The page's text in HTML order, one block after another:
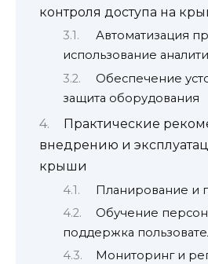
контроля доступа на
Автоматизация
использование
Обеспечение
защита оборудования
Практические
внедрению и
крыши
Планирование и
Обучение
поддержка
Мониторинг и